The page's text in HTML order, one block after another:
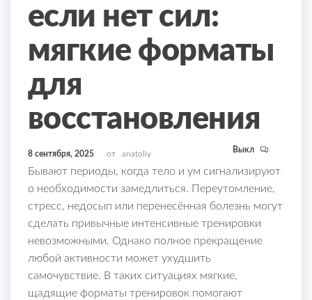
если нет сил:
мягкие форматы
для
восстановления
8 сентября, 2025 от anatoliy Выкл
Бывают периоды, когда тело и ум сигнализируют
о необходимости замедлиться. Переутомление,
стресс, недосып или перенесённая болезнь могут
сделать привычные интенсивные тренировки
невозможными. Однако полное прекращение
любой активности может ухудшить
самочувствие. В таких ситуациях мягкие,
щадящие форматы тренировок помогают